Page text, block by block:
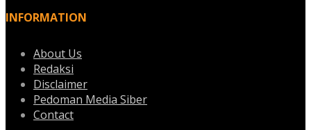
INFORMATION
About Us
Redaksi
Disclaimer
Pedoman Media Siber
Contact